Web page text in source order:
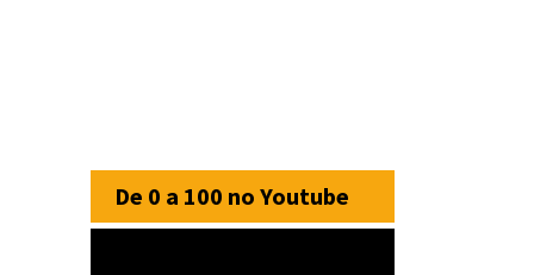
De 0 a 100 no Youtube